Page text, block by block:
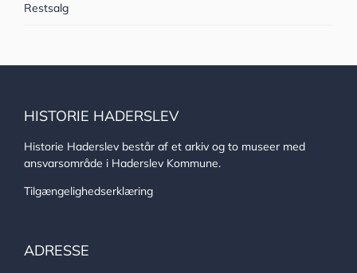
Restsalg
HISTORIE HADERSLEV
Historie Haderslev består af et arkiv og to museer med
ansvarsområde i Haderslev Kommune.
Tilgængelighedserklæring
ADRESSE